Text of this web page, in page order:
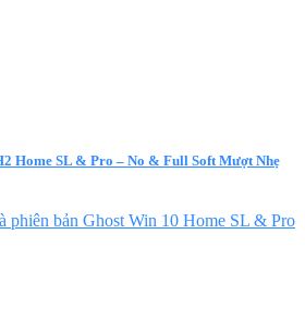
Home SL & Pro – No & Full Soft Mượt Nhẹ
phiên bản Ghost Win 10 Home SL & Pro